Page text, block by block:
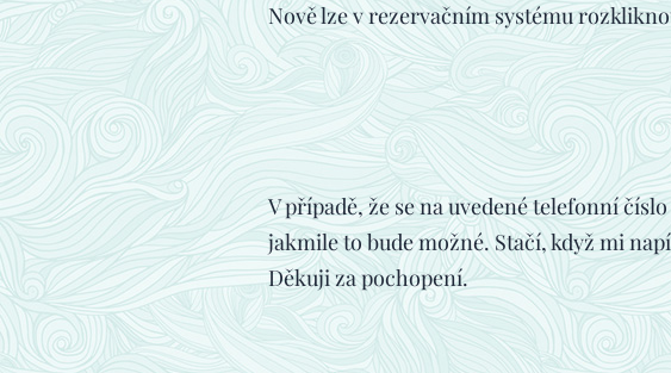
Nově lze v rezervačním systému
V případě, že se na uvedené telefonní
jakmile to bude možné. Stačí, když mi
Děkuji za pochopení.